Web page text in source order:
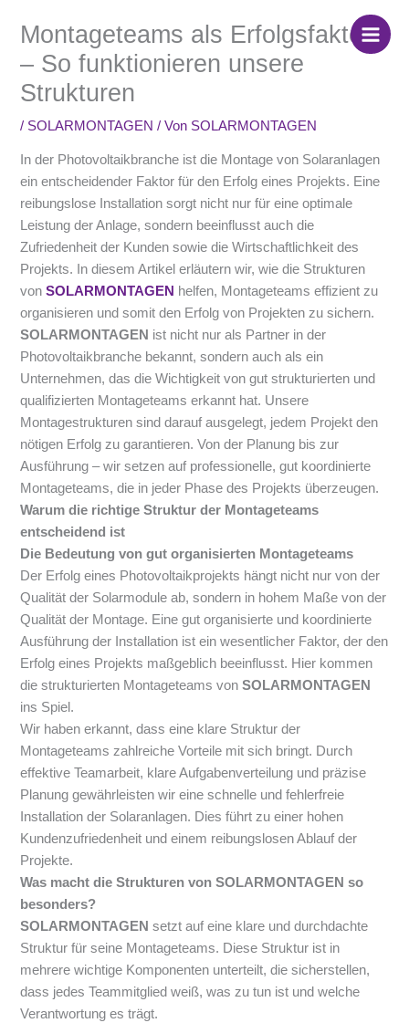
Inhalt
springen
Montageteams als Erfolgsfaktor
– So funktionieren unsere
Strukturen
/ SOLARMONTAGEN / Von SOLARMONTAGEN
In der Photovoltaikbranche ist die Montage von Solaranlagen
ein entscheidender Faktor für den Erfolg eines Projekts. Eine
reibungslose Installation sorgt nicht nur für eine optimale
Leistung der Anlage, sondern beeinflusst auch die
Zufriedenheit der Kunden sowie die Wirtschaftlichkeit des
Projekts. In diesem Artikel erläutern wir, wie die Strukturen
vonSOLARMONTAGEN helfen, Montageteams effizient zu
organisieren und somit den Erfolg von Projekten zu sichern.
SOLARMONTAGEN ist nicht nur als Partner in der
Photovoltaikbranche bekannt, sondern auch als ein
Unternehmen, das die Wichtigkeit von gut strukturierten und
qualifizierten Montageteams erkannt hat. Unsere
Montagestrukturen sind darauf ausgelegt, jedem Projekt den
nötigen Erfolg zu garantieren. Von der Planung bis zur
Ausführung – wir setzen auf professionelle, gut koordinierte
Montageteams, die in jeder Phase des Projekts überzeugen.
Warum die richtige Struktur der Montageteams
entscheidend ist
Die Bedeutung von gut organisierten Montageteams
Der Erfolg eines Photovoltaikprojekts hängt nicht nur von der
Qualität der Solarmodule ab, sondern in hohem Maße von der
Qualität der Montage. Eine gut organisierte und koordinierte
Ausführung der Installation ist ein wesentlicher Faktor, der den
Erfolg eines Projekts maßgeblich beeinflusst. Hier kommen
die strukturierten Montageteams vonSOLARMONTAGEN
ins Spiel.
Wir haben erkannt, dass eine klare Struktur der
Montageteams zahlreiche Vorteile mit sich bringt. Durch
effektive Teamarbeit, klare Aufgabenverteilung und präzise
Planung gewährleisten wir eine schnelle und fehlerfreie
Installation der Solaranlagen. Dies führt zu einer hohen
Kundenzufriedenheit und einem reibungslosen Ablauf der
Projekte.
Was macht die Strukturen von SOLARMONTAGEN so
besonders?
SOLARMONTAGEN setzt auf eine klare und durchdachte
Struktur für seine Montageteams. Diese Struktur ist in
mehrere wichtige Komponenten unterteilt, die sicherstellen,
dass jedes Teammitglied weiß, was zu tun ist und welche
Verantwortung es trägt.